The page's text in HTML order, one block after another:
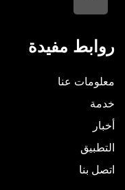
روابط مفيدة
معلومات عنا
خدمة
أخبار
التطبيق
اتصل بنا